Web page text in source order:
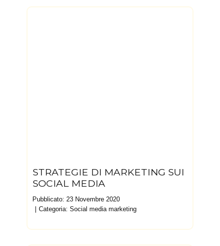
STRATEGIE DI MARKETING SUI
SOCIAL MEDIA
Pubblicato: 23 Novembre 2020
Categoria: Social media marketing